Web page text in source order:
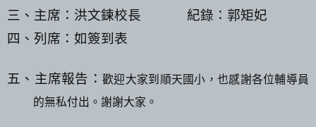
三、主席：洪文鍊校長
紀錄：郭矩妃
四、列席：如簽到表
五、主席報告：歡迎大家到順天國小，也感謝各位輔導員
的無私付出。謝謝大家。